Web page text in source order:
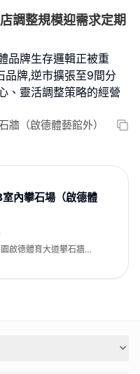
調整規模迎需求定期
品牌生存邏輯正被重
品牌,逆市擴張至9間分
、靈活調整策略的經營
牆（啟德體藝館外）
內攀石場（啟德體
啟德體育大道攀石牆